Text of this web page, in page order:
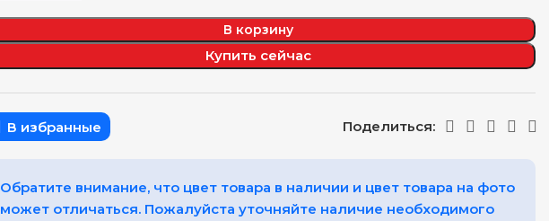
В корзину
Купить сейчас
В избранные Поделиться:
Обратите внимание, что цвет товара в наличии и цвет товара на фото
может отличаться. Пожалуйста уточняйте наличие необходимого